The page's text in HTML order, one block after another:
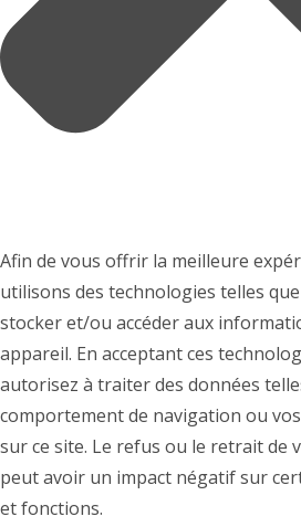
Afin de vous offrir la meilleure
utilisons des technologies telles
stocker et/ou accéder aux
appareil. En acceptant ces
autorisez à traiter des données
comportement de navigation ou
sur ce site. Le refus ou le retrait de
peut avoir un impact négatif sur
et fonctions.